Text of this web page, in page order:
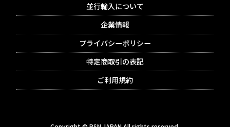
並行輸入について
企業情報
プライバシーポリシー
特定商取引の表記
ご利用規約